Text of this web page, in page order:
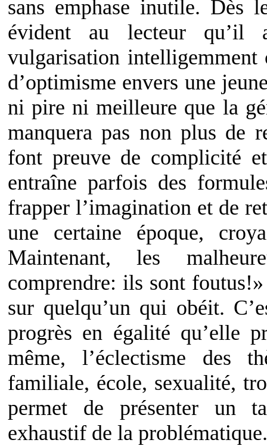
sans emphase inutile. Dès
évident au lecteur
vulgarisation
d’optimisme envers une
ni pire ni meilleure que la
manquera pas non plus de
font preuve de complicité
entraîne parfois des
frapper l’imagination et de
une certaine époque,
Maintenant, les
comprendre: ils sont
sur quelqu’un qui obéit.
progrès en égalité qu’elle
même, l’éclectisme des
familiale, école, sexualité,
permet de présenter un
exhaustif de la problématique.